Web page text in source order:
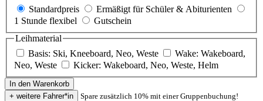
Standardpreis
Ermäßigt für Schüler & Abiturienten
1 Stunde flexibel
Gutschein
Leihmaterial
Basis: Ski, Kneeboard, Neo, Weste
Wake: Wakeboard,
Neo, Weste
Kicker: Wakeboard, Neo, Weste, Helm
Spare zusätzlich 10% mit einer Gruppenbuchung!